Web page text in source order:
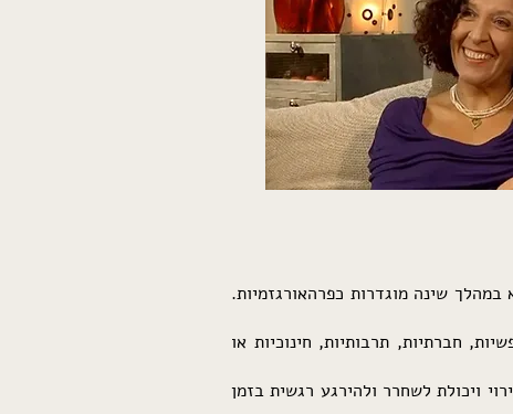
שינה מוגדרות כפרהאורגזמיות.
חברתיות, תרבותיות, חינוכיות או
ויכולת לשחרר ולהירגע רגשית בזמן